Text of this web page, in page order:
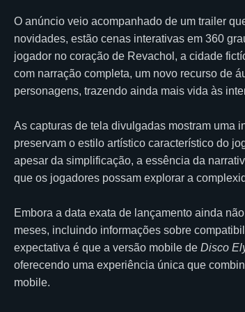
O anúncio veio acompanhado de um trailer
novidades, estão cenas interativas em 360
jogador no coração de Revachol, a cidade
com narração completa, um novo recurso de
personagens, trazendo ainda mais vida às
As capturas de tela divulgadas mostram uma
preservam o estilo artístico característico do
apesar da simplificação, a essência da
que os jogadores possam explorar a
Embora a data exata de lançamento ainda
meses, incluindo informações sobre
expectativa é que a versão mobile de Disco
oferecendo uma experiência única que
mobile.